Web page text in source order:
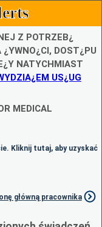
Z POTRZEB¿
DOST¿PU
NATYCHMIAST
US¿UG
MEDICAL
Kliknij tutaj, aby uzyskać
główną pracownika